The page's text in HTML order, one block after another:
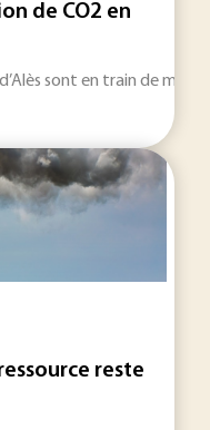
de CO2 en
d’Alès sont en train de
reste